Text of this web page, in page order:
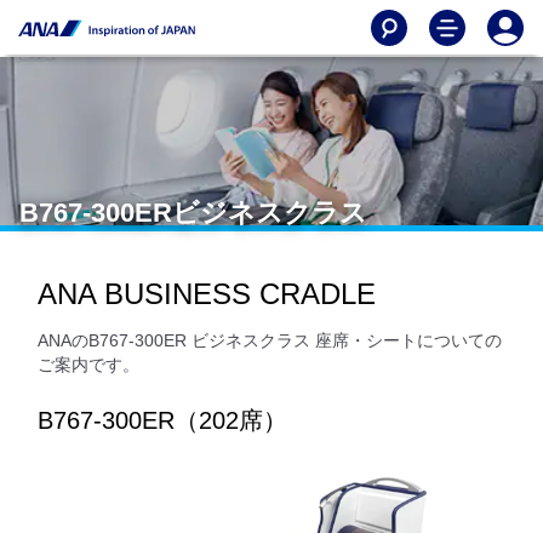
B767-300ERビジネスクラス
ANA BUSINESS CRADLE
ANAのB767-300ER ビジネスクラス 座席・シートについての
ご案内です。
B767-300ER（202席）